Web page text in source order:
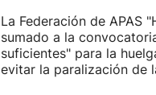
La Federación de APAS
sumado a la
suficientes" para la
evitar la paralización de